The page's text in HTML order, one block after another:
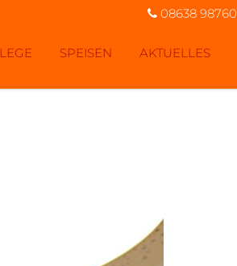
SPEISEN AKTUELLES
08638 98760